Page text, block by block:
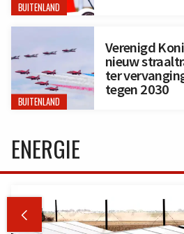
BUITENLAND
BUITENLAND
Verenigd
nieuw
ter
tegen 2030
ENERGIE
